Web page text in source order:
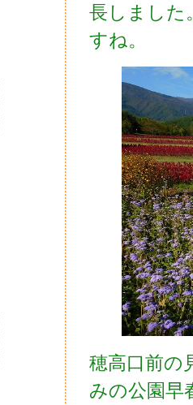
長しました
すね。
穂高口前の
みの公園早